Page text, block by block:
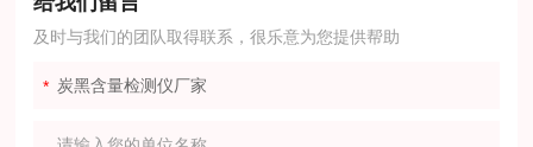
及时与我们的团队取得联系，很乐意为您提供帮助